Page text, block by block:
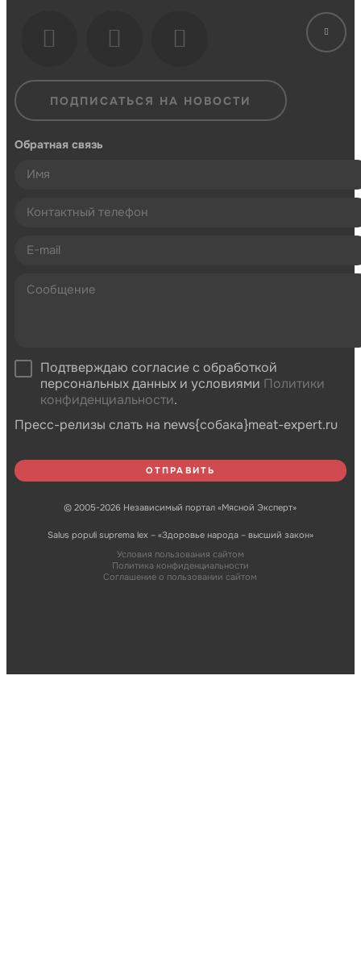
ПОДПИСАТЬСЯ НА НОВОСТИ
Обратная связь
Подтверждаю согласие с обработкой
персональных данных и условиями Политики
конфиденциальности.
Пресс-релизы слать на news{собака}meat-expert.ru
© 2005-2026 Независимый портал «Мясной Эксперт»
Salus populi suprema lex – «Здоровье народа – высший закон»
Условия пользования сайтом
Политика конфиденциальности
Соглашение о пользовании сайтом